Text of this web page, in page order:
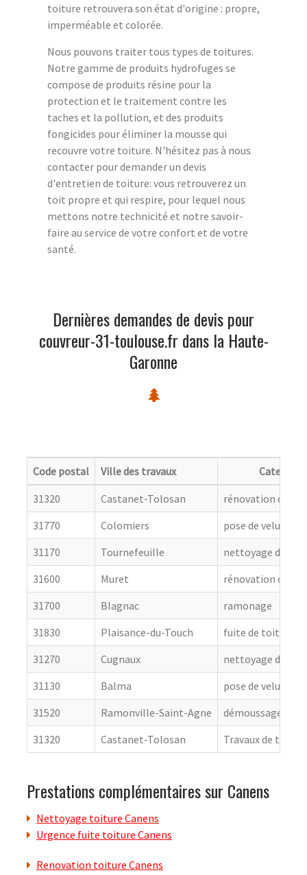
toiture retrouvera son état d'origine : propre,
imperméable et colorée.
Nous pouvons traiter tous types de toitures.
Notre gamme de produits hydrofuges se
compose de produits résine pour la
protection et le traitement contre les
taches et la pollution, et des produits
fongicides pour éliminer la mousse qui
recouvre votre toiture. N'hésitez pas à nous
contacter pour demander un devis
d'entretien de toiture: vous retrouverez un
toit propre et qui respire, pour lequel nous
mettons notre technicité et notre savoir-
faire au service de votre confort et de votre
santé.
Dernières demandes de devis pour
couvreur-31-toulouse.fr dans la Haute-
Garonne
Code postal Ville des travaux
Categorie
31320
Castanet-Tolosan
rénovation de
31770
Colomiers
pose de velux
31170
Tournefeuille
nettoyage de
31600
Muret
rénovation de
31700
Blagnac
ramonage
31830
Plaisance-du-Touch
fuite de toiture
31270
Cugnaux
nettoyage de
31130
Balma
pose de velux
31520
Ramonville-Saint-Agne
démoussage de
31320
Castanet-Tolosan Travaux de
Prestations complémentaires sur Canens
Nettoyage toiture Canens
Urgence fuite toiture Canens
Renovation toiture Canens